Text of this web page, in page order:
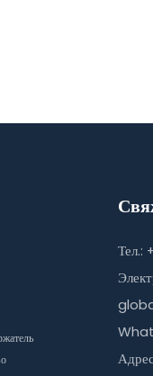
Тел.: